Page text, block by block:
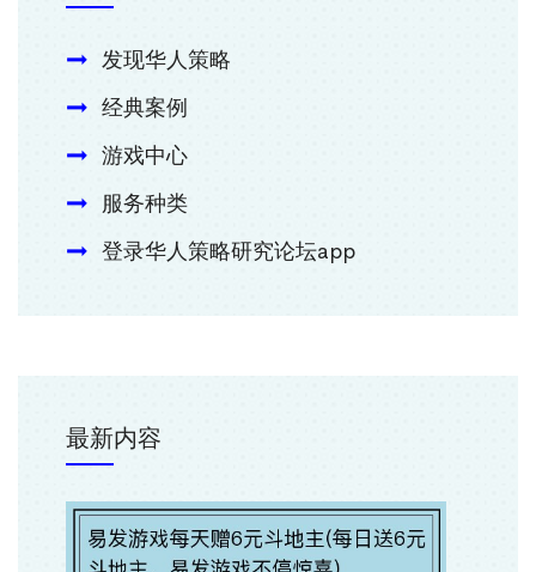
发现华人策略
经典案例
游戏中心
服务种类
登录华人策略研究论坛app
最新内容